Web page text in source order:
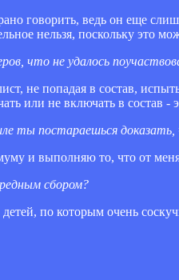
говорить, ведь он еще
нельзя, поскольку это
что не удалось
не попадая в состав,
или не включать в состав -
ты постараешься
и выполняю то, что от
сбором?
по которым очень